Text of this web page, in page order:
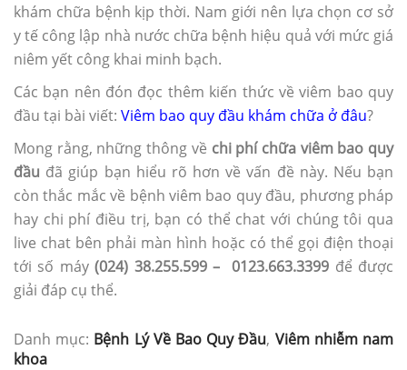
khám chữa bệnh kịp thời. Nam giới nên lựa chọn cơ sở
y tế công lập nhà nước chữa bệnh hiệu quả với mức giá
niêm yết công khai minh bạch.
Các bạn nên đón đọc thêm kiến thức về viêm bao quy
đầu tại bài viết: Viêm bao quy đầu khám chữa ở đâu?
Mong rằng, những thông về chi phí chữa viêm bao quy
đầu đã giúp bạn hiểu rõ hơn về vấn đề này. Nếu bạn
còn thắc mắc về bệnh viêm bao quy đầu, phương pháp
hay chi phí điều trị, bạn có thể chat với chúng tôi qua
live chat bên phải màn hình hoặc có thể gọi điện thoại
tới số máy(024) 38.255.599 – 0123.663.3399 để được
giải đáp cụ thể.
Danh mục: Bệnh Lý Về Bao Quy Đầu, Viêm nhiễm nam
khoa